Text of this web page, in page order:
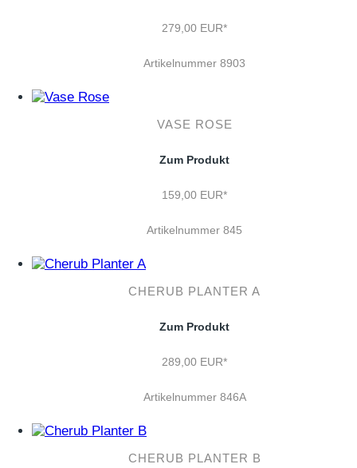
279,00 EUR*
Artikelnummer 8903
VASE ROSE
Zum Produkt
159,00 EUR*
Artikelnummer 845
CHERUB PLANTER A
Zum Produkt
289,00 EUR*
Artikelnummer 846A
CHERUB PLANTER B